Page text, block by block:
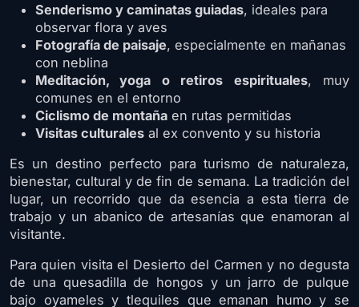
Senderismo y caminatas guiadas, ideales para
observar flora y aves
Fotografía de paisaje, especialmente en mañanas
con neblina
Meditación, yoga o retiros espirituales, muy
comunes en el entorno
Ciclismo de montaña en rutas permitidas
Visitas culturales al ex convento y su historia
Es un destino perfecto para turismo de naturaleza,
bienestar, cultural y de fin de semana. La tradición del
lugar, un recorrido que da esencia a esta tierra de
trabajo y un abanico de artesanías que enamoran al
visitante.
Para quien visita el Desierto del Carmen y no degusta
de una quesadilla de hongos y un jarro de pulque
bajo oyameles y tlequiles que emanan humo y se